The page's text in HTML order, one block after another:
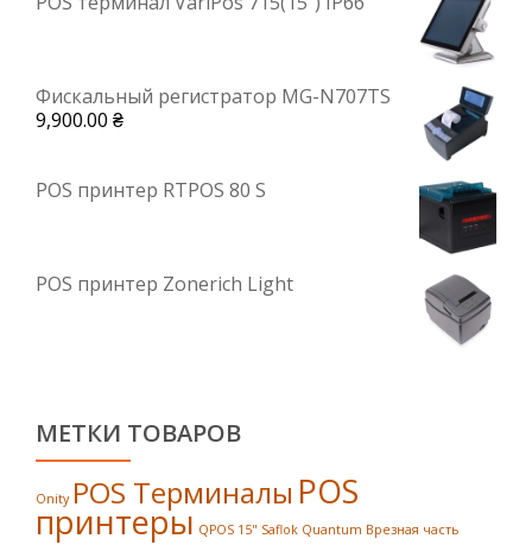
Фискальный регистратор MG-N707TS
9,900.00 ₴
POS принтер RTPOS 80 S
POS принтер Zonerich Light
МЕТКИ ТОВАРОВ
Onity POS Терминалы POS
принтеры QPOS 15" Saflok Quantum Врезная часть